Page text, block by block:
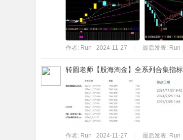
作者: Run 2024-11-27 最后发表: Run
转圆老师【股海淘金】全系列合集指
作者: Run 2024-11-27 最后发表: Run